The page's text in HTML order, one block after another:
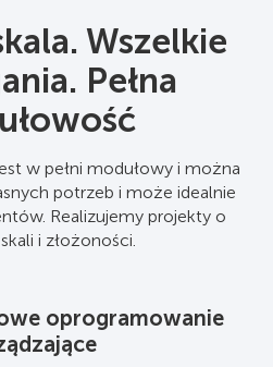
Wszelkie
Pełna
w pełni modułowy i można
potrzeb i może idealnie
Realizujemy projekty o
i złożoności.
oprogramowanie